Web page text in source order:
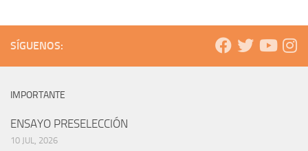
SÍGUENOS:
IMPORTANTE
ENSAYO PRESELECCIÓN
10 JUL, 2026